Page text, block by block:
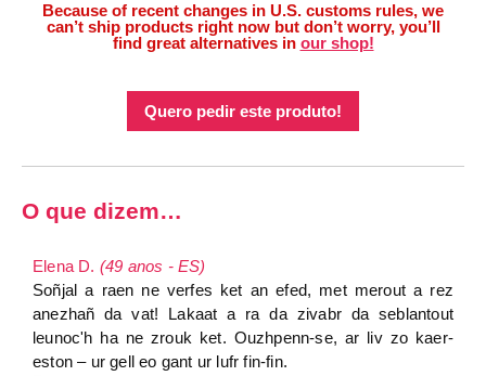
Because of recent changes in U.S. customs rules, we
can’t ship products right now but don’t worry, you’ll
find great alternatives in our shop!
Quero pedir este produto!
O que dizem…
Elena D. (49 anos - ES)
Soñjal a raen ne verfes ket an efed, met merout a rez
anezhañ da vat! Lakaat a ra da zivabr da seblantout
leunoc'h ha ne zrouk ket. Ouzhpenn-se, ar liv zo kaer-
eston – ur gell eo gant ur lufr fin-fin.